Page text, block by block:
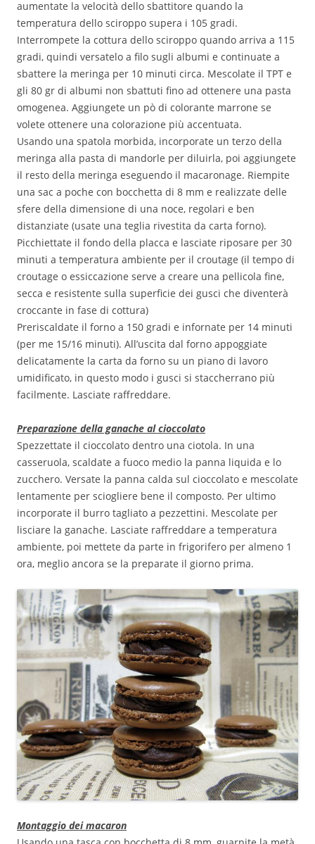
aumentate la velocità dello sbattitore quando la
temperatura dello sciroppo supera i 105 gradi.
Interrompete la cottura dello sciroppo quando arriva a 115
gradi, quindi versatelo a filo sugli albumi e continuate a
sbattere la meringa per 10 minuti circa. Mescolate il TPT e
gli 80 gr di albumi non sbattuti fino ad ottenere una pasta
omogenea. Aggiungete un pò di colorante marrone se
volete ottenere una colorazione più accentuata.
Usando una spatola morbida, incorporate un terzo della
meringa alla pasta di mandorle per diluirla, poi aggiungete
il resto della meringa eseguendo il macaronage. Riempite
una sac a poche con bocchetta di 8 mm e realizzate delle
sfere della dimensione di una noce, regolari e ben
distanziate (usate una teglia rivestita da carta forno).
Picchiettate il fondo della placca e lasciate riposare per 30
minuti a temperatura ambiente per il croutage (il tempo di
croutage o essiccazione serve a creare una pellicola fine,
secca e resistente sulla superficie dei gusci che diventerà
croccante in fase di cottura)
Preriscaldate il forno a 150 gradi e infornate per 14 minuti
(per me 15/16 minuti). All’uscita dal forno appoggiate
delicatamente la carta da forno su un piano di lavoro
umidificato, in questo modo i gusci si staccherrano più
facilmente. Lasciate raffreddare.
Preparazione della ganache al cioccolato
Spezzettate il cioccolato dentro una ciotola. In una
casseruola, scaldate a fuoco medio la panna liquida e lo
zucchero. Versate la panna calda sul cioccolato e mescolate
lentamente per sciogliere bene il composto. Per ultimo
incorporate il burro tagliato a pezzettini. Mescolate per
lisciare la ganache. Lasciate raffreddare a temperatura
ambiente, poi mettete da parte in frigorifero per almeno 1
ora, meglio ancora se la preparate il giorno prima.
Montaggio dei macaron